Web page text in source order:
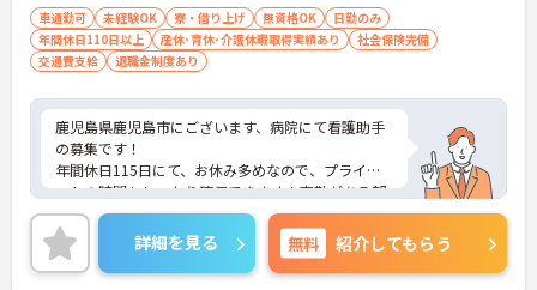
車通勤可 未経験OK 寮・借り上げ 無資格OK
日勤のみ
年間休日110日以上
産休･育休･介護休暇取得実績あり
社会保険完備
交通費支給
退職金制度あり
鹿児島県鹿児島市にございます、病院にて看護助手
の募集です！
年間休日115日にて、お休み多めなので、プライベ
ートの時間もしっかり確保できます！夜勤がある部
署とない部署があるため、都合により、夜勤が難し
い方にもおすすめの求人になります。
ご興味のある方は、マイナビ介護職までお問い合わ
せください。
詳細を見る 無料 紹介してもらう